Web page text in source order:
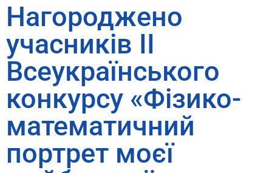
Нагороджено
учасників ІІ
Всеукраїнського
конкурсу «Фізико-
математичний
портрет моєї